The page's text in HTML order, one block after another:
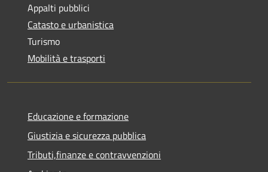
Appalti pubblici
Catasto e urbanistica
Turismo
Mobilità e trasporti
Educazione e formazione
Giustizia e sicurezza pubblica
Tributi,finanze e contravvenzioni